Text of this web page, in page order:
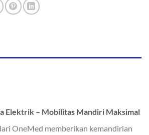
Elektrik – Mobilitas Mandiri Maksimal
OneMed memberikan kemandirian